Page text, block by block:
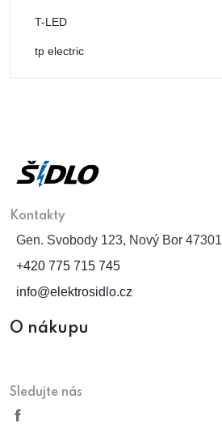
T-LED
tp electric
Kontakty
Gen. Svobody 123, Nový Bor 47301
+420 775 715 745
info@elektrosidlo.cz
O nákupu
Sledujte nás